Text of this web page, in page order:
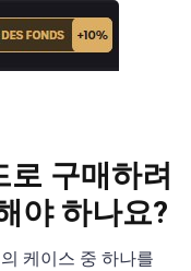
구매하려
야 하나요?
케이스 중 하나를